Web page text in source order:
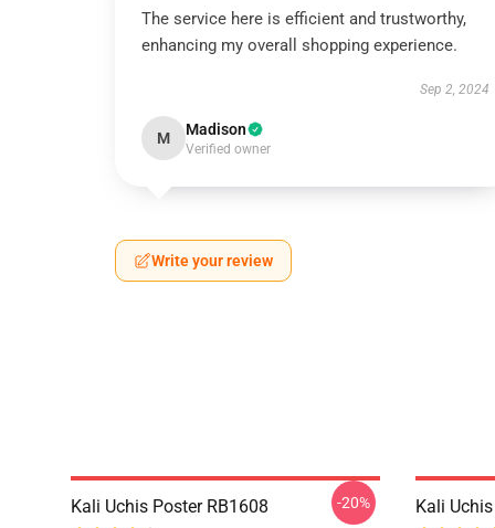
The service here is efficient and trustworthy,
enhancing my overall shopping experience.
Sep 2, 2024
M Madison
Verified owner
Write your review
Kali Uchis Poster RB1608 -20% Kali